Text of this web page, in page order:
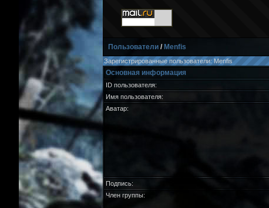
Пользователи/ Menfis
Зарегистрированные пользователи: Menfis
Основная информация
ID пользователя:
Имя пользователя:
Аватар:
Подпись:
Член группы: